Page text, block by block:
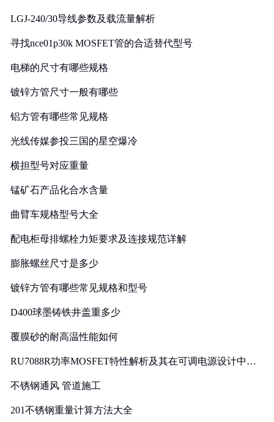
LGJ-240/30导线参数及载流量解析
寻找nce01p30k MOSFET管的合适替代型号
电梯的尺寸有哪些规格
镀锌方管尺寸一般有哪些
铝方管有哪些常见规格
光线传媒参投三国的星空爆冷
横担型号对应重量
锰矿石产品化合水含量
曲臂车规格型号大全
配电柜母排螺栓力矩要求及连接规范详解
膨胀螺丝尺寸是多少
镀锌方管有哪些常见规格和型号
D400球墨铸铁井盖重多少
覆膜砂的耐高温性能如何
RU7088R功率MOSFET特性解析及其在可调电源设计中的
不锈钢通风 管道施工
201不锈钢重量计算方法大全